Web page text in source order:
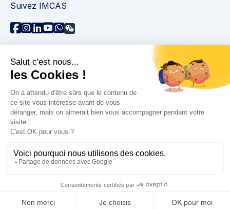
Suivez IMCAS
Besoin d'aide ?
Contactez-nous
Lire les FAQs
Politique de confidentialité
Accessibilité : non conforme